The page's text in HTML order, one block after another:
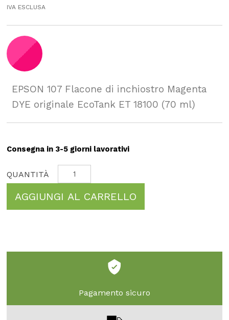
IVA ESCLUSA
EPSON 107 Flacone di inchiostro Magenta
DYE originale EcoTank ET 18100 (70 ml)
Consegna in 3-5 giorni lavorativi
AGGIUNGI AL CARRELLO
Pagamento sicuro